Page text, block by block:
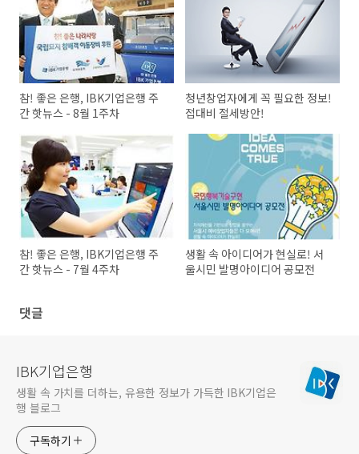
참! 좋은 은행, IBK기업은행 주
간 핫뉴스 - 8월 1주차
청년창업자에게 꼭 필요한 정보!
접대비 절세방안!
참! 좋은 은행, IBK기업은행 주
간 핫뉴스 - 7월 4주차
생활 속 아이디어가 현실로! 서
울시민 발명아이디어 공모전
댓글
IBK기업은행
생활 속 가치를 더하는, 유용한 정보가 가득한 IBK기업은
행 블로그
구독하기